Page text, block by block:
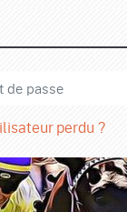
perdu ?